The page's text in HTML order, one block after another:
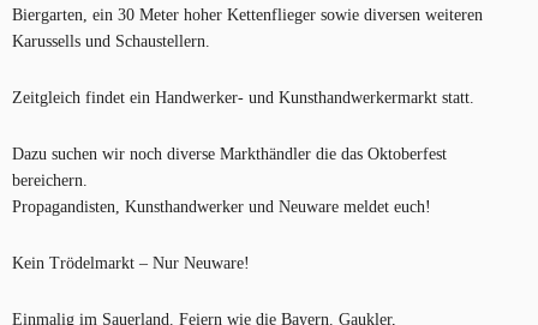
Biergarten, ein 30 Meter hoher Kettenflieger sowie diversen weiteren
Karussells und Schaustellern.
Zeitgleich findet ein Handwerker- und Kunsthandwerkermarkt statt.
Dazu suchen wir noch diverse Markthändler die das Oktoberfest
bereichern.
Propagandisten, Kunsthandwerker und Neuware meldet euch!
Kein Trödelmarkt – Nur Neuware!
Einmalig im Sauerland. Feiern wie die Bayern. Gaukler,